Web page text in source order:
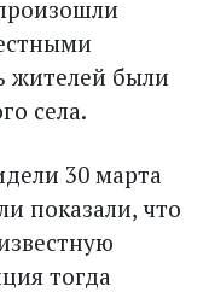
жителей были
села.
30 марта
показали, что
тогда